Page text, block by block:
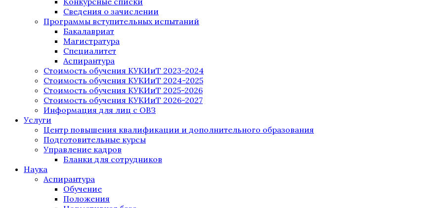
Сведения о зачислении
Программы вступительных испытаний
Бакалавриат
Магистратура
Специалитет
Аспирантура
Стоимость обучения КУКИиТ 2023-2024
Стоимость обучения КУКИиТ 2024-2025
Стоимость обучения КУКИиТ 2025-2026
Стоимость обучения КУКИиТ 2026-2027
Информация для лиц с ОВЗ
Услуги
Центр повышения квалификации и дополнительного образования
Подготовительные курсы
Управление кадров
Бланки для сотрудников
Наука
Аспирантура
Обучение
Положения